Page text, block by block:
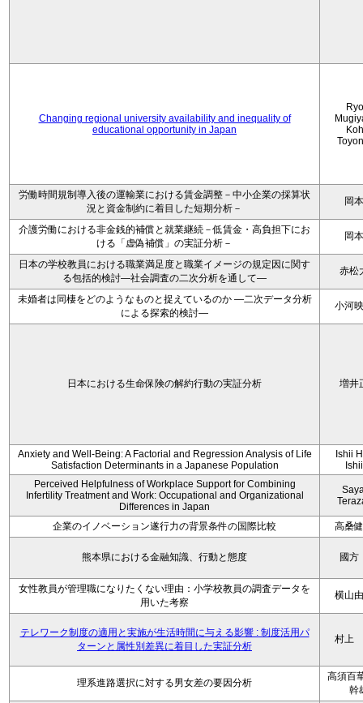
Changing regional university availability and inequality of
educational opportunity in Japan
労働時間規制導入後の運輸業における賃金調整－中小企業の採算状
況と資金制約に着目した短期分析－
岡
介護労働における非金銭的補償と就業継続－低賃金・高負担下にお
ける「虚偽補償」の実証分析－
岡
日本の学校教員における職業満足度と職業イメージの規定因に関す
る包括的検討―社会調査の二次分析を通して―
赤松
未婚者は同棲をどのようなものと捉えているのか —二次データ分析
による探索的検討—
小河
日本における生命保険の解約行動の実証分析 増井
Anxiety and Well-Being: A Factorial and Regression Analysis of Life
Satisfaction Determinants in a Japanese Population
Ishii
Perceived Helpfulness of Workplace Support for Combining
Infertility Treatment and Work: Occupational and Organizational
Differences in Japan
企業のイノベーション遂行力の背景条件の国際比較 高桑
熊本県における金融知識、行動と態度 國
女性教員が管理職になりたくない理由：小学校教員の調査データを
用いた考察
横山
テレワーク制度の適用と実施が生活時間に与える影響 : 制度活用パ
ターンと属性別差異に着目した実証分析
村上
理系進路選択に対する男女差の要因分析
高須百
幹